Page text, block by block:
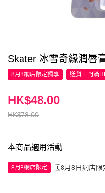
Skater 冰雪奇緣潤唇
8月8網店限定獨享 送貨上門滿
HK$78.00
HK$48.00
本商品適用活動
8月8網店限定 🗓️8月8日網店限